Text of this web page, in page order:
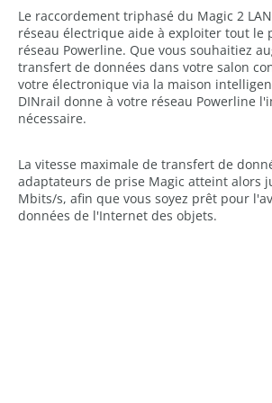
Le raccordement triphasé du Magic 2
réseau électrique aide à exploiter tout le
réseau Powerline. Que vous souhaitiez
transfert de données dans votre salon
votre électronique via la maison
DINrail donne à votre réseau Powerline
nécessaire.
La vitesse maximale de transfert de
adaptateurs de prise Magic atteint alors
Mbits/s, afin que vous soyez prêt pour
données de l'Internet des objets.